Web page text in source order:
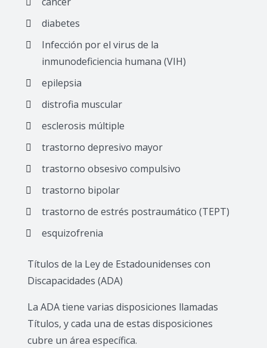
diabetes
Infección por el virus de la
inmunodeficiencia humana (VIH)
epilepsia
distrofia muscular
esclerosis múltiple
trastorno depresivo mayor
trastorno obsesivo compulsivo
trastorno bipolar
trastorno de estrés postraumático (TEPT)
esquizofrenia
Títulos de la Ley de Estadounidenses con
Discapacidades (ADA)
La ADA tiene varias disposiciones llamadas
Títulos, y cada una de estas disposiciones
cubre un área específica.